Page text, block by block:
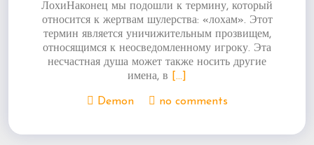
ЛохиНаконец мы подошли к термину, который
относится к жертвам шулерства: «лохам». Этот
термин является уничижительным прозвищем,
относящимся к неосведомленному игроку. Эта
несчастная душа может также носить другие
имена, в
[...]
Demon no comments